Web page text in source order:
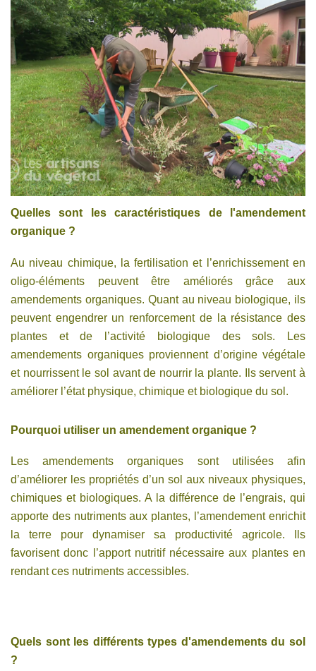
Quelles sont les caractéristiques de l'amendement
organique ?
Au niveau chimique, la fertilisation et l’enrichissement en
oligo-éléments peuvent être améliorés grâce aux
amendements organiques. Quant au niveau biologique, ils
peuvent engendrer un renforcement de la résistance des
plantes et de l’activité biologique des sols. Les
amendements organiques proviennent d’origine végétale
et nourrissent le sol avant de nourrir la plante. Ils servent à
améliorer l’état physique, chimique et biologique du sol.
Pourquoi utiliser un amendement organique ?
Les amendements organiques sont utilisées afin
d’améliorer les propriétés d’un sol aux niveaux physiques,
chimiques et biologiques. A la différence de l’engrais, qui
apporte des nutriments aux plantes, l’amendement enrichit
la terre pour dynamiser sa productivité agricole. Ils
favorisent donc l’apport nutritif nécessaire aux plantes en
rendant ces nutriments accessibles.
Quels sont les différents types d'amendements du sol
?